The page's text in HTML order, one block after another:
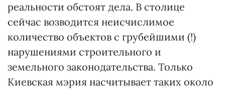
реальности обстоят дела. В столице
сейчас возводится неисчислимое
количество объектов с грубейшими (!)
нарушениями строительного и
земельного законодательства. Только
Киевская мэрия насчитывает таких около